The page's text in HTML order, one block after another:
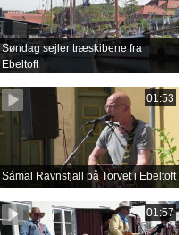
Søndag sejler træskibene fra
Ebeltoft
01:53
Sámal Ravnsfjall på Torvet i Ebeltoft
01:57